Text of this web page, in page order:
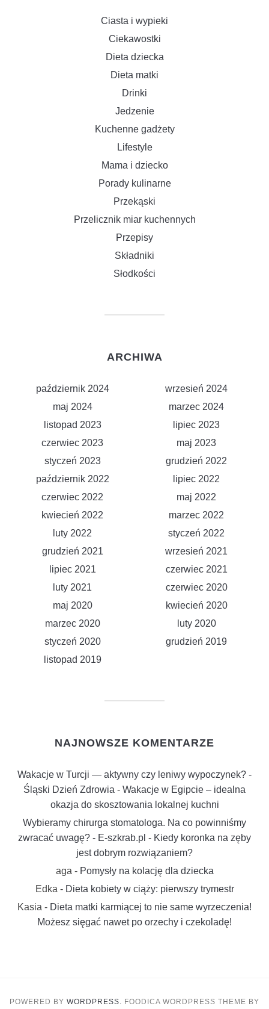
Ciasta i wypieki
Ciekawostki
Dieta dziecka
Dieta matki
Drinki
Jedzenie
Kuchenne gadżety
Lifestyle
Mama i dziecko
Porady kulinarne
Przekąski
Przelicznik miar kuchennych
Przepisy
Składniki
Słodkości
ARCHIWA
październik 2024
wrzesień 2024
maj 2024
marzec 2024
listopad 2023
lipiec 2023
czerwiec 2023
maj 2023
styczeń 2023
grudzień 2022
październik 2022
lipiec 2022
czerwiec 2022
maj 2022
kwiecień 2022
marzec 2022
luty 2022
styczeń 2022
grudzień 2021
wrzesień 2021
lipiec 2021
czerwiec 2021
luty 2021
czerwiec 2020
maj 2020
kwiecień 2020
marzec 2020
luty 2020
styczeń 2020
grudzień 2019
listopad 2019
NAJNOWSZE KOMENTARZE
Wakacje w Turcji — aktywny czy leniwy wypoczynek? -
Śląski Dzień Zdrowia - Wakacje w Egipcie – idealna
okazja do skosztowania lokalnej kuchni
Wybieramy chirurga stomatologa. Na co powinniśmy
zwracać uwagę? - E-szkrab.pl - Kiedy koronka na zęby
jest dobrym rozwiązaniem?
aga - Pomysły na kolację dla dziecka
Edka - Dieta kobiety w ciąży: pierwszy trymestr
Kasia - Dieta matki karmiącej to nie same wyrzeczenia!
Możesz sięgać nawet po orzechy i czekoladę!
POWERED BY WORDPRESS.
FOODICA WORDPRESS THEME BY